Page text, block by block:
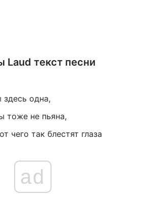
Laud текст песни
одна,
тоже не пьяна,
чего так блестят глаза
ad